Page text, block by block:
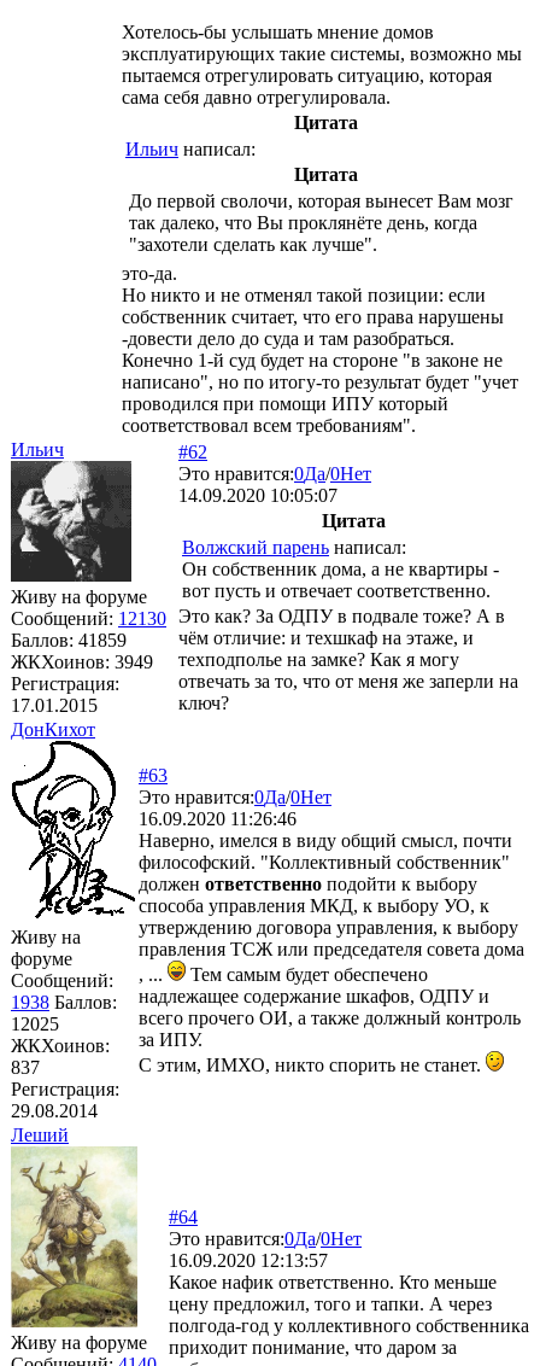
Хотелось-бы услышать мнение домов
эксплуатирующих такие системы, возможно мы
пытаемся отрегулировать ситуацию, которая
сама себя давно отрегулировала.
Цитата
Ильич написал:
Цитата
До первой сволочи, которая вынесет Вам мозг
так далеко, что Вы проклянёте день, когда
"захотели сделать как лучше".
это-да.
Но никто и не отменял такой позиции: если
собственник считает, что его права нарушены
-довести дело до суда и там разобраться.
Конечно 1-й суд будет на стороне "в законе не
написано", но по итогу-то результат будет "учет
проводился при помощи ИПУ который
соответствовал всем требованиям".
Ильич
Живу на форуме
Сообщений: 12130
Баллов: 41859
ЖКХоинов: 3949
Регистрация:
17.01.2015
#62
Это нравится:0Да/0Нет
14.09.2020 10:05:07
Цитата
Волжский парень написал:
Он собственник дома, а не квартиры -
вот пусть и отвечает соответственно.
Это как? За ОДПУ в подвале тоже? А в
чём отличие: и техшкаф на этаже, и
техподполье на замке? Как я могу
отвечать за то, что от меня же заперли на
ключ?
ДонКихот
Живу на
форуме
Сообщений:
1938 Баллов:
12025
ЖКХоинов:
837
Регистрация:
29.08.2014
#63
Это нравится:0Да/0Нет
16.09.2020 11:26:46
Наверно, имелся в виду общий смысл, почти
философский. "Коллективный собственник"
должен ответственно подойти к выбору
способа управления МКД, к выбору УО, к
утверждению договора управления, к выбору
правления ТСЖ или председателя совета дома
, ...
Тем самым будет обеспечено
надлежащее содержание шкафов, ОДПУ и
всего прочего ОИ, а также должный контроль
за ИПУ.
С этим, ИМХО, никто спорить не станет.
Леший
Живу на форуме
#64
Это нравится:0Да/0Нет
16.09.2020 12:13:57
Какое нафик ответственно. Кто меньше
цену предложил, того и тапки. А через
полгода-год у коллективного собственника
приходит понимание, что даром за